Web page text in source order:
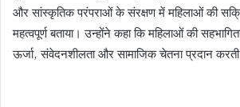
और सांस्कृतिक परंपराओं के संरक्षण में महिलाओं की
महत्वपूर्ण बताया। उन्होंने कहा कि महिलाओं की
ऊर्जा, संवेदनशीलता और सामाजिक चेतना प्रदान